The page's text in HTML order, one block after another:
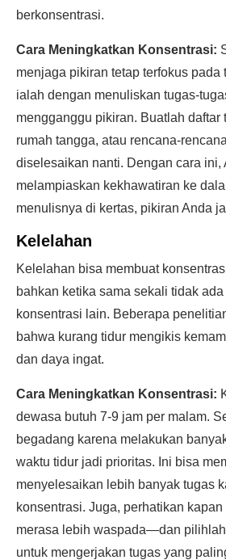
berkonsentrasi.
Cara Meningkatkan Konsentrasi:
menjaga pikiran tetap terfokus pada
ialah dengan menuliskan tugas-
mengganggu pikiran. Buatlah daftar
rumah tangga, atau rencana-
diselesaikan nanti. Dengan cara ini,
melampiaskan kekhawatiran ke
menulisnya di kertas, pikiran Anda
Kelelahan
Kelelahan bisa membuat
bahkan ketika sama sekali tidak
konsentrasi lain. Beberapa
bahwa kurang tidur mengikis
dan daya ingat.
Cara Meningkatkan Konsentrasi:
dewasa butuh 7-9 jam per malam.
begadang karena melakukan
waktu tidur jadi prioritas. Ini bisa
menyelesaikan lebih banyak tugas
konsentrasi. Juga, perhatikan
merasa lebih waspada—dan
untuk mengerjakan tugas yang